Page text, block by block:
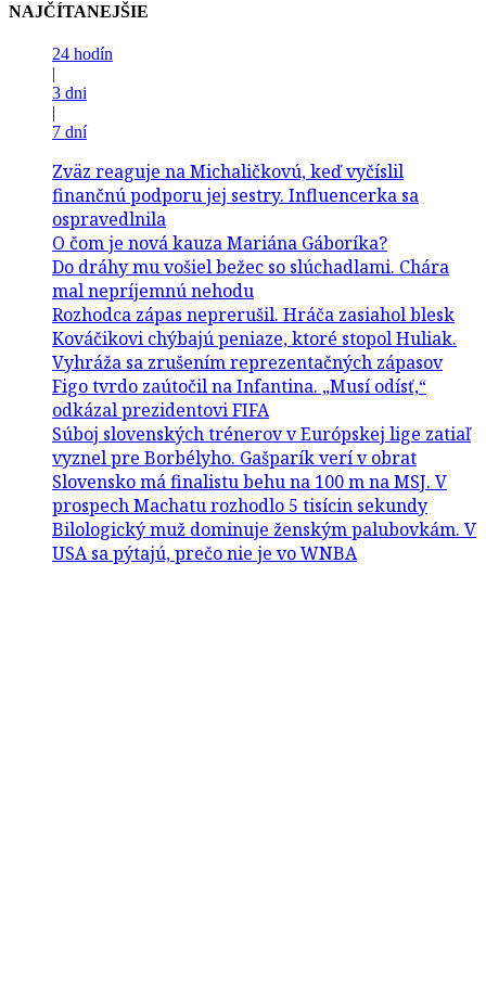
NAJČÍTANEJŠIE
24 hodín
|
3 dni
|
7 dní